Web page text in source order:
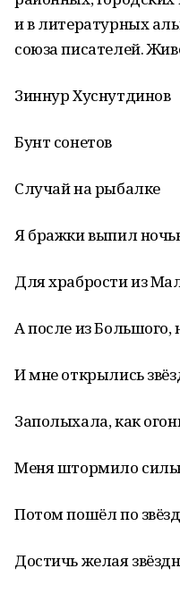
и в литературных
союза писателей.
Зиннур Хуснутдинов
Бунт сонетов
Случай на рыбалке
Я бражки выпил
Для храбрости из
А после из
И мне открылись
Заполыхала, как
Меня штормило
Потом пошёл по
Достичь желая